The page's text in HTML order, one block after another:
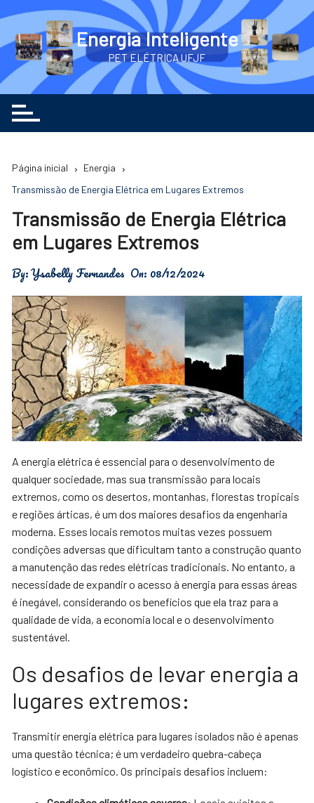
o
conteúdo
Energia Inteligente
PET ELÉTRICA UFJF
Página inicial
Energia
Transmissão de Energia Elétrica em Lugares Extremos
Transmissão de Energia Elétrica
em Lugares Extremos
By:Ysabelly Fernandes On: 08/12/2024
A energia elétrica é essencial para o desenvolvimento de
qualquer sociedade, mas sua transmissão para locais
extremos, como os desertos, montanhas, florestas tropicais
e regiões árticas, é um dos maiores desafios da engenharia
moderna. Esses locais remotos muitas vezes possuem
condições adversas que dificultam tanto a construção quanto
a manutenção das redes elétricas tradicionais. No entanto, a
necessidade de expandir o acesso à energia para essas áreas
é inegável, considerando os benefícios que ela traz para a
qualidade de vida, a economia local e o desenvolvimento
sustentável.
Os desafios de levar energia a
lugares extremos:
Transmitir energia elétrica para lugares isolados não é apenas
uma questão técnica; é um verdadeiro quebra-cabeça
logístico e econômico. Os principais desafios incluem: